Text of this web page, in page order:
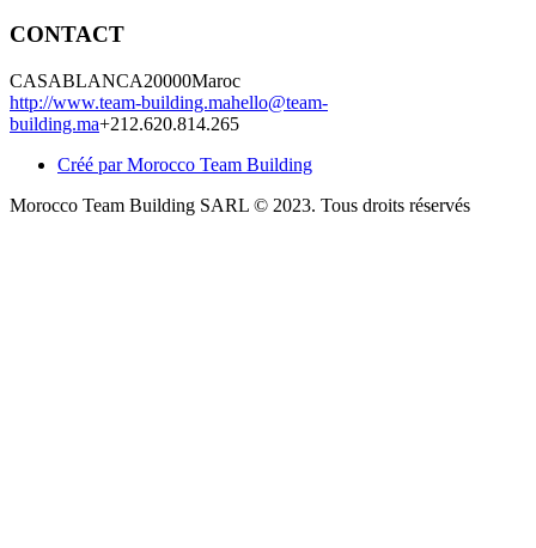
CONTACT
CASABLANCA20000Maroc
http://www.team-building.mahello@team-
building.ma+212.620.814.265
Créé par Morocco Team Building
Morocco Team Building SARL © 2023. Tous droits réservés